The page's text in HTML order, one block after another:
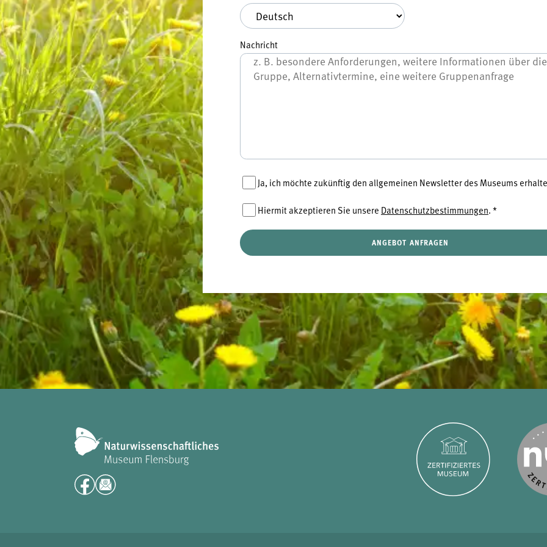
Nachricht
Ja, ich möchte zukünftig den allgemeinen Newsletter des Museums
Hiermit akzeptieren Sie unsere Datenschutzbestimmungen.*
ANGEBOT ANFRAGEN